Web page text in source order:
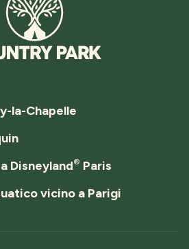
la-Chapelle
Disneyland® Paris
vicino a Parigi